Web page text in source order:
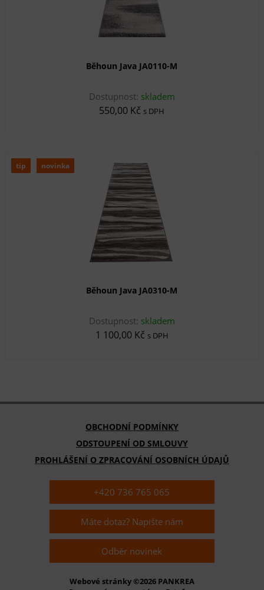
Běhoun Java JA0110-M
Dostupnost: skladem
550,00 Kč s DPH
tip novinka
Běhoun Java JA0310-M
Dostupnost: skladem
1 100,00 Kč s DPH
OBCHODNÍ PODMÍNKY
ODSTOUPENÍ OD SMLOUVY
PROHLÁŠENÍ O ZPRACOVÁNÍ OSOBNÍCH ÚDAJŮ
+420 736 765 065
Máte dotaz? Napište nám
Odběr novinek
Webové stránky ©2026 PANKREA